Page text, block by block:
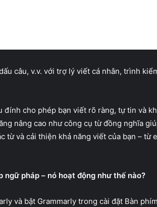
câu, v.v. với trợ lý viết cá nhân, trình
đính cho phép bạn viết rõ ràng, tự tin và
nâng cao như công cụ từ đồng nghĩa
từ và cải thiện khả năng viết của bạn – từ
pháp – nó hoạt động như thế nào?
và bật Grammarly trong cài đặt Bàn